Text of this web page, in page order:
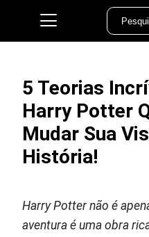
5 Teorias
Harry Potter
Mudar Sua
História!
Harry Potter não é
aventura é uma obra